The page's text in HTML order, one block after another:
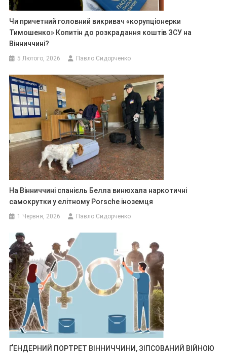
Чи причетний головний викривач «корупціонерки
Тимошенко» Копитін до розкрадання коштів ЗСУ на
Вінниччині?
5 Лютого, 2026 Павло Сидорченко
На Вінниччині спанієль Белла винюхала наркотичні
самокрутки у елітному Porsche іноземця
1 Червня, 2026 Павло Сидорченко
ҐЕНДЕРНИЙ ПОРТРЕТ ВІННИЧЧИНИ, ЗІПСОВАНИЙ ВІЙНОЮ